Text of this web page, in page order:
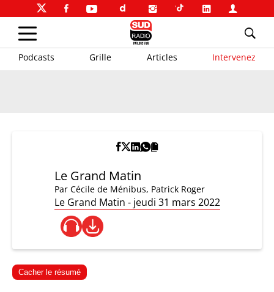
Podcasts Grille Articles Intervenez
Le Grand Matin
Par Cécile de Ménibus, Patrick Roger
Le Grand Matin - jeudi 31 mars 2022
Cacher le résumé